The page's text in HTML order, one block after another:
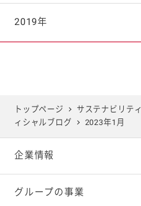
2025年7月
2025年4月
2025年3月
2024年8月
2024年5月
2024年4月
2023年9月
2023年6月
2023年5月
2022年10月
2022年7月
2022年6月
2021年11月
2021年8月
2021年7月
2020年12月
2020年9月
2020年8月
2019年
2019年10月
2019年9月
トップページ サステナビリティ
ィシャルブログ
2023年1月
企業情報
グループの事業